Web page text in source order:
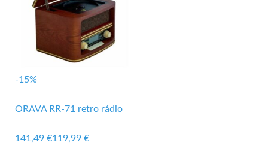
-15%
ORAVA RR-71 retro rádio
141,49 €119,99 €